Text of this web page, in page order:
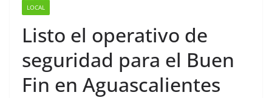
LOCAL
Listo el operativo de
seguridad para el Buen
Fin en Aguascalientes